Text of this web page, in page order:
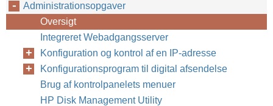
Administrationsopgaver
Oversigt
Integreret Webadgangsserver
Konfiguration og kontrol af en IP-adresse
Konfigurationsprogram til digital afsendelse
Brug af kontrolpanelets menuer
HP Disk Management Utility